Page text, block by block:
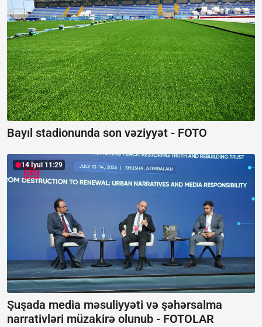
Bayıl stadionunda son vəziyyət - FOTO
14 İyul 11:29
Şuşada media məsuliyyəti və şəhərsalma
narrativləri müzakirə olunub - FOTOLAR